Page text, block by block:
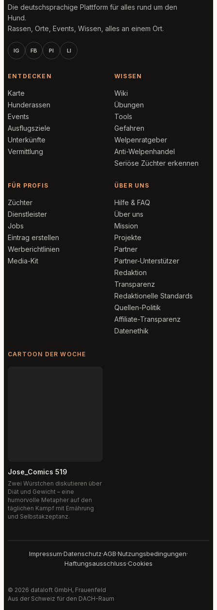
Die deutschsprachige Plattform für alles rund um den
Hund.
Rassen, Orte, Events, Wissen, alles an einem Ort.
IG FB PI LI
ENTDECKEN
Karte
Hunderassen
Events
Ausflugsziele
Unterkünfte
Vermittlung
WISSEN
Wiki
Übungen
Tools
Gefahren
Welpenratgeber
Anti-Welpenhandel
Seriöse Züchter erkennen
FÜR PROFIS
Züchter
Dienstleister
Jobs
Eintrag erstellen
Werberichtlinien
Media-Kit
ÜBER UNS
Hilfe & FAQ
Über uns
Mission
Projekte
Partner
Partner-Unterstützer
Redaktion
Transparenz
Redaktionelle Standards
Quellen-Politik
Affiliate-Transparenz
Datenethik
CARTOON DER WOCHE
Jose_Comics 519
Zwei Würstchen diskutieren über
Diät und Gewicht – eine
humorvolle Metapher auf den
täglichen Kampf mit Ernährung
und Selbstakzeptanz.
Impressum·Datenschutz·AGB·Nutzungsbedingungen·
Haftungsausschluss·Cookies
© 2026 dataloft GmbH, Frauenfeld
Aus der Schweiz für den DACH-Raum